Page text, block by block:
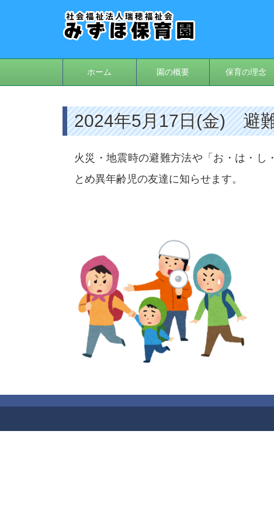
ホーム 園の概要 保育の理念
2024年5月17日(金) 避
火災・地震時の避難方法や「お・は・し
とめ異年齢児の友達に知らせます。